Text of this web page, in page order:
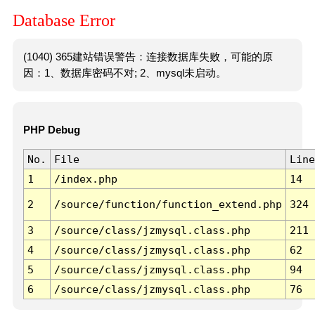
Database Error
(1040) 365建站错误警告：连接数据库失败，可能的原
因：1、数据库密码不对; 2、mysql未启动。
PHP Debug
No. File
Line
1
/index.php 14
2 /source/function/function_extend.php 324
3 /source/class/jzmysql.class.php
211
4
/source/class/jzmysql.class.php
62
5
/source/class/jzmysql.class.php
94
6
/source/class/jzmysql.class.php 76